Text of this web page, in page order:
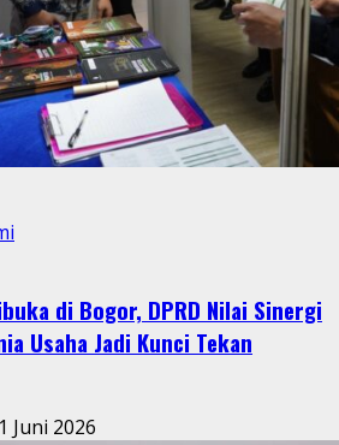
di Bogor, DPRD Nilai Sinergi
Usaha Jadi Kunci Tekan
Juni 2026